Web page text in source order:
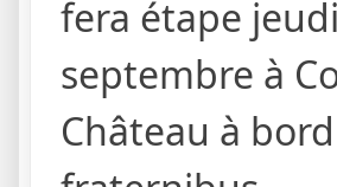
fera étape
septembre à
Château à